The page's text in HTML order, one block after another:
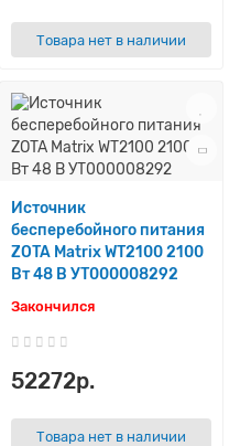
Товара нет в наличии
Источник
бесперебойного питания
ZOTA Matrix WT2100 2100
Вт 48 В УТ000008292
Закончился
52272р.
Товара нет в наличии